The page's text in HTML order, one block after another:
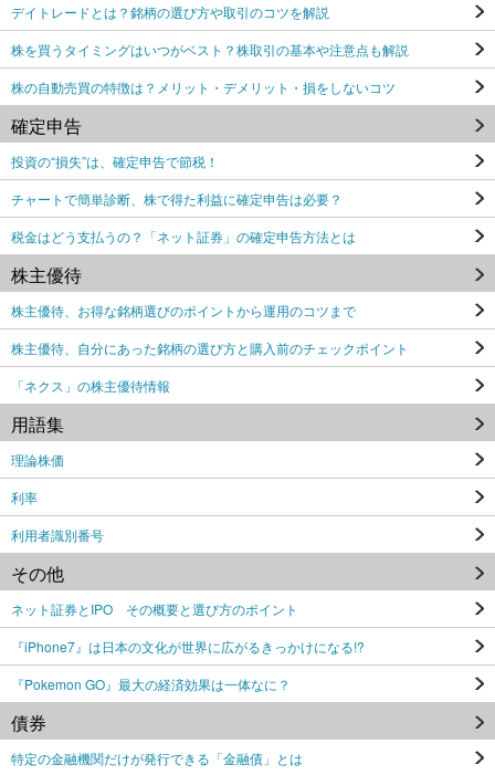
デイトレードとは？銘柄の選び方や取引のコツを解説
株を買うタイミングはいつがベスト？株取引の基本や注意点も解説
株の自動売買の特徴は？メリット・デメリット・損をしないコツ
確定申告
投資の“損失”は、確定申告で節税！
チャートで簡単診断、株で得た利益に確定申告は必要？
税金はどう支払うの？「ネット証券」の確定申告方法とは
株主優待
株主優待、お得な銘柄選びのポイントから運用のコツまで
株主優待、自分にあった銘柄の選び方と購入前のチェックポイント
「ネクス」の株主優待情報
用語集
理論株価
利率
利用者識別番号
その他
ネット証券とIPO その概要と選び方のポイント
『iPhone7』は日本の文化が世界に広がるきっかけになる!?
『Pokemon GO』最大の経済効果は一体なに？
債券
特定の金融機関だけが発行できる「金融債」とは